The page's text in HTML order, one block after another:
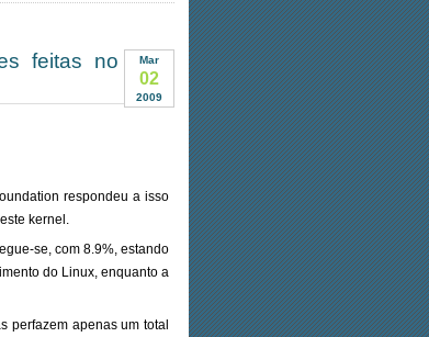
Mar
02
2009
feitas no
respondeu a isso
kernel.
se, com 8.9%, estando
do Linux, enquanto a
perfazem apenas um total